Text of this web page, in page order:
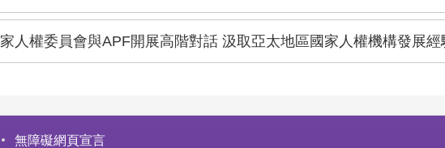
人權委員會與APF開展高階對話 汲取亞太地區國家人權機構發展
無障礙網頁宣言